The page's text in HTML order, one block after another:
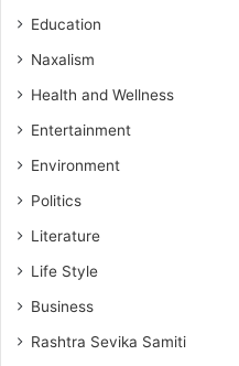
Education
Naxalism
Health and Wellness
Entertainment
Environment
Politics
Literature
Life Style
Business
Rashtra Sevika Samiti